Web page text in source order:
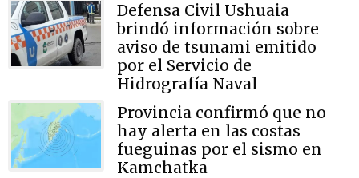
Defensa Civil Ushuaia
brindó información sobre
aviso de tsunami emitido
por el Servicio de
Hidrografía Naval
Provincia confirmó que no
hay alerta en las costas
fueguinas por el sismo en
Kamchatka